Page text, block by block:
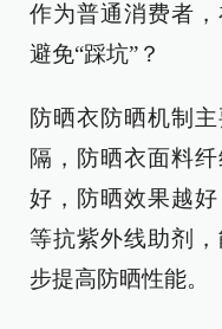
作为普通消费者
避免“踩坑”？
防晒衣防晒机制
隔，防晒衣面料
好，防晒效果越
等抗紫外线助剂
步提高防晒性能。